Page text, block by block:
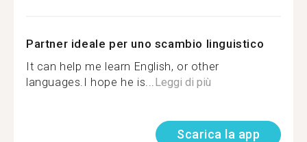
Partner ideale per uno scambio linguistico
It can help me learn English, or other
languages.I hope he is...Leggi di più
Scarica la app